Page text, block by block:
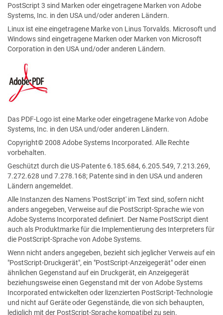
PostScript 3 sind Marken oder eingetragene Marken von Adobe
Systems, Inc. in den USA und/oder anderen Ländern.
Linux ist eine eingetragene Marke von Linus Torvalds. Microsoft und
Windows sind eingetragene Marken oder Marken von Microsoft
Corporation in den USA und/oder anderen Ländern.
Das PDF-Logo ist eine Marke oder eingetragene Marke von Adobe
Systems, Inc. in den USA und/oder anderen Ländern.
Copyright© 2008 Adobe Systems Incorporated. Alle Rechte
vorbehalten.
Geschützt durch die US-Patente 6.185.684, 6.205.549, 7.213.269,
7.272.628 und 7.278.168; Patente sind in den USA und anderen
Ländern angemeldet.
Alle Instanzen des Namens 'PostScript' im Text sind, sofern nicht
anders angegeben, Verweise auf die PostScript-Sprache wie von
Adobe Systems Incorporated definiert. Der Name PostScript dient
auch als Produktmarke für die Implementierung des Interpreters für
die PostScript-Sprache von Adobe Systems.
Wenn nicht anders angegeben, bezieht sich jeglicher Verweis auf ein
"PostScript-Druckgerät", ein "PostScript-Anzeigegerät" oder einen
ähnlichen Gegenstand auf ein Druckgerät, ein Anzeigegerät
beziehungsweise einen Gegenstand mit der von Adobe Systems
Incorporated entwickelten oder lizenzierten PostScript-Technologie
und nicht auf Geräte oder Gegenstände, die von sich behaupten,
lediglich mit der PostScript-Sprache kompatibel zu sein.